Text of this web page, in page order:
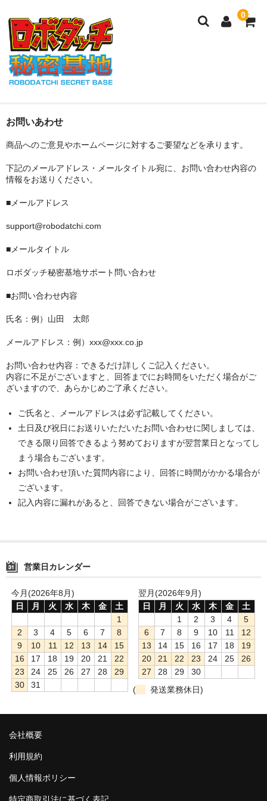
ロボダッチ秘密基地
0
ご利用ガイド
メンバー
カート
お問いあわせ
商品へのご意見やホームページに対するご要望などを承ります。
下記のメールアドレス・メールタイトル宛に、お問い合わせ内容の
情報をお送りください。
■メールアドレス
support@robodatchi.com
■メールタイトル
ロボダッチ秘密基地サポート問い合わせ
■お問い合わせ内容
氏名：例）山田 太郎
メールアドレス：例）xxx@xxx.co.jp
お問い合わせ内容：できるだけ詳しくご記入ください。
内容に不足がございますと、回答までにお時間をいただく場合がご
ざいますので、あらかじめご了承ください。
ご氏名と、メールアドレスは必ず記載してください。
土日及び祝日にお送りいただいたお問い合わせに関しましては、
できる限り回答できるよう努めておりますが翌営業日となってし
まう場合もございます。
お問い合わせ頂いた質問内容により、回答に時間がかかる場合が
ございます。
記入内容に漏れがあると、回答できない場合がございます。
営業日カレンダー
今月(2026年8月)
日
月 火 水 木 金
土
1
2
3 4 5 6 7
8
9
10 11 12 13 14
15
16
17 18 19 20 21
22
23
24 25 26 27 28
29
30
31
翌月(2026年9月)
日
月 火 水 木 金
土
1
2 3 4
5
6
7 8 9 10 11
12
13
14 15 16 17 18
19
20
21 22 23 24 25
26
27
28 29
30
(
発送業務休日)
会社概要
利用規約
個人情報ポリシー